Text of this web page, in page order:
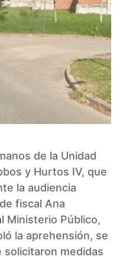
de la Unidad
y Hurtos IV, que
la audiencia
fiscal Ana
Ministerio Público,
la aprehensión, se
solicitaron medidas